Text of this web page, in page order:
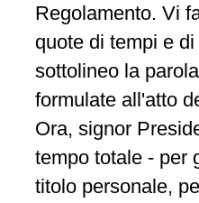
Regolamento. Vi
quote di tempi e
sottolineo la
formulate all'atto
Ora, signor
tempo totale - per
titolo personale,